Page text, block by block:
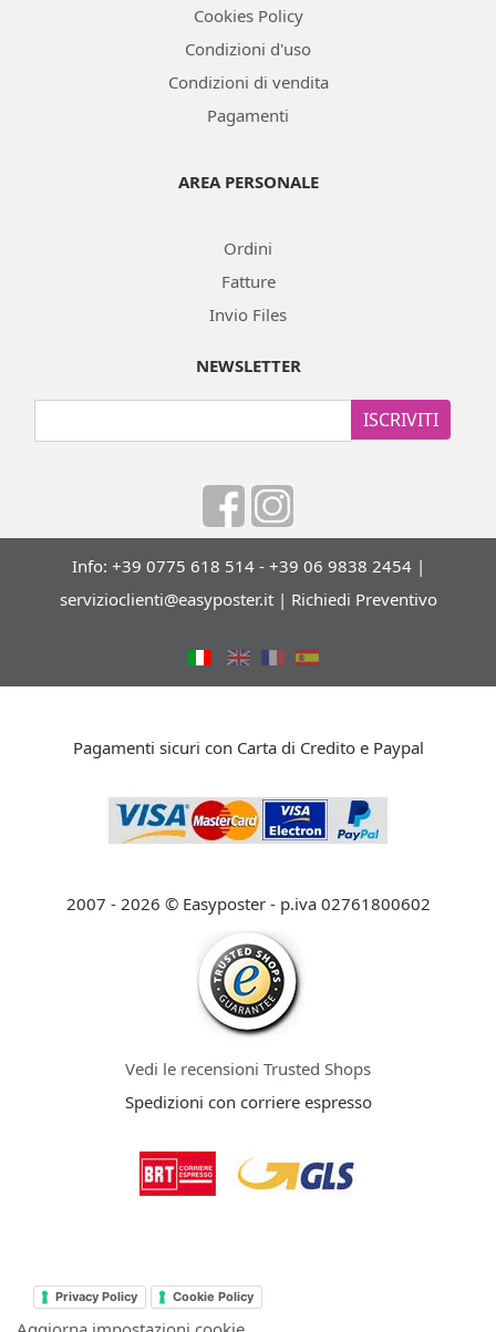
Cookies Policy
Condizioni d'uso
Condizioni di vendita
Pagamenti
AREA PERSONALE
Ordini
Fatture
Invio Files
NEWSLETTER
ISCRIVITI
Info: +39 0775 618 514 - +39 06 9838 2454 |
servizioclienti@easyposter.it| Richiedi Preventivo
Pagamenti sicuri con Carta di Credito e Paypal
2007 - 2026 © Easyposter - p.iva 02761800602
Vedi le recensioni Trusted Shops
Spedizioni con corriere espresso
Privacy Policy Cookie Policy